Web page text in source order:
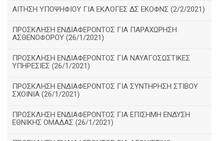
ΑΙΤΗΣΗ ΥΠΟΨΗΦΙΟΥ ΓΙΑ ΕΚΛΟΓΕΣ ΔΣ ΕΚΟΦΝΣ (2/2/2021)
ΠΡΟΣΚΛΗΣΗ ΕΝΔΙΑΦΕΡΟΝΤΟΣ ΓΙΑ ΠΑΡΑΧΩΡΗΣΗ
ΑΣΘΕΝΟΦΟΡΟΥ (26/1/2021)
ΠΡΟΣΚΛΗΣΗ ΕΝΔΙΑΦΕΡΟΝΤΟΣ ΓΙΑ ΝΑΥΑΓΟΣΩΣΤΙΚΕΣ
ΥΠΗΡΕΣΙΕΣ (26/1/2021)
ΠΡΟΣΚΛΗΣΗ ΕΝΔΙΑΦΕΡΟΝΤΟΣ ΓΙΑ ΣΥΝΤΗΡΗΣΗ ΣΤΙΒΟΥ
ΣΧΟΙΝΙΑ (26/1/2021)
ΠΡΟΣΚΛΗΣΗ ΕΝΔΙΑΦΕΡΟΝΤΟΣ ΓΙΑ ΕΠΙΣΗΜΗ ΕΝΔΥΣΗ
ΕΘΝΙΚΗΣ ΟΜΑΔΑΣ (26/1/2021)